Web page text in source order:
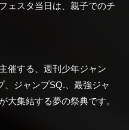
ェスタ当日は、親子でのチ
催する、週刊少年ジャン
、ジャンプSQ.、最強ジャ
大集結する夢の祭典です。